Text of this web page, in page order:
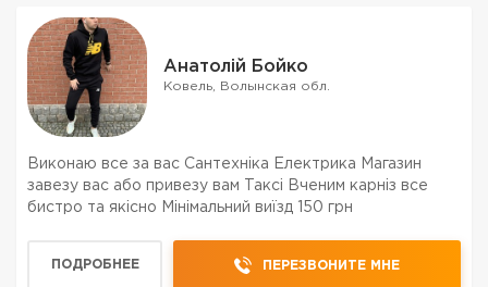
Анатолій Бойко
Ковель, Волынская обл.
Виконаю все за вас Сантехніка Електрика Магазин
завезу вас або привезу вам Таксі Вченим карніз все
бистро та якісно Мінімальний виїзд 150 грн
ПОДРОБНЕЕ ПЕРЕЗВОНИТЕ МНЕ